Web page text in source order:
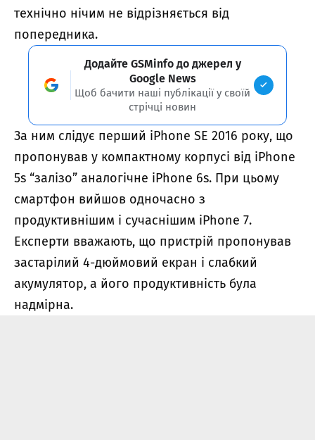
технічно нічим не відрізняється від
попередника.
Додайте GSMinfo до джерел у
Google News
Щоб бачити наші публікації у своїй
стрічці новин
За ним слідує перший iPhone SE 2016 року, що
пропонував у компактному корпусі від iPhone
5s “залізо” аналогічне iPhone 6s. При цьому
смартфон вийшов одночасно з
продуктивнішим і сучаснішим iPhone 7.
Експерти вважають, що пристрій пропонував
застарілий 4-дюймовий екран і слабкий
акумулятор, а його продуктивність була
надмірна.